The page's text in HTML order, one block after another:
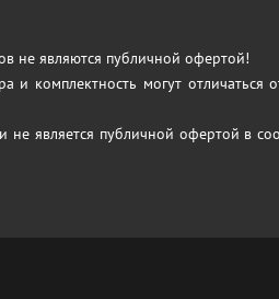
не являются публичной офертой!
и комплектность могут отличаться
является публичной офертой в